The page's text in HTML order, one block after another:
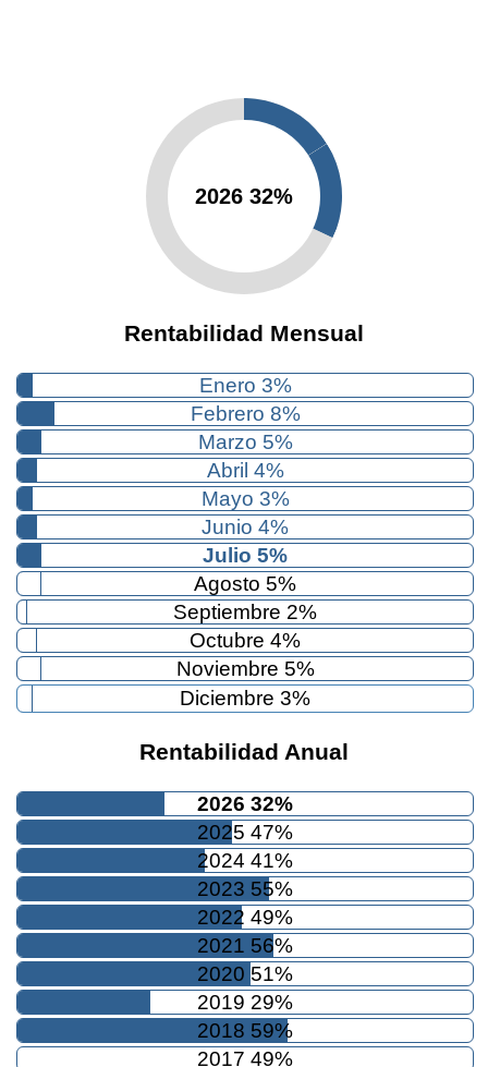
2026 32%
Rentabilidad Mensual
Enero 3%
Febrero 8%
Marzo 5%
Abril 4%
Mayo 3%
Junio 4%
Julio 5%
Agosto 5%
Septiembre 2%
Octubre 4%
Noviembre 5%
Diciembre 3%
Rentabilidad Anual
2026 32%
2025 47%
2024 41%
2023 55%
2022 49%
2021 56%
2020 51%
2019 29%
2018 59%
2017 49%